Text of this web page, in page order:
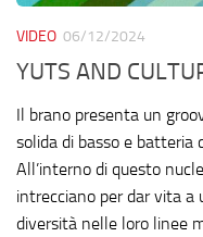
VIDEO 06/12/2024
YUTS AND
Il brano presenta un
solida di basso e batteria
All’interno di questo
intrecciano per dar vita a
diversità nelle loro linee